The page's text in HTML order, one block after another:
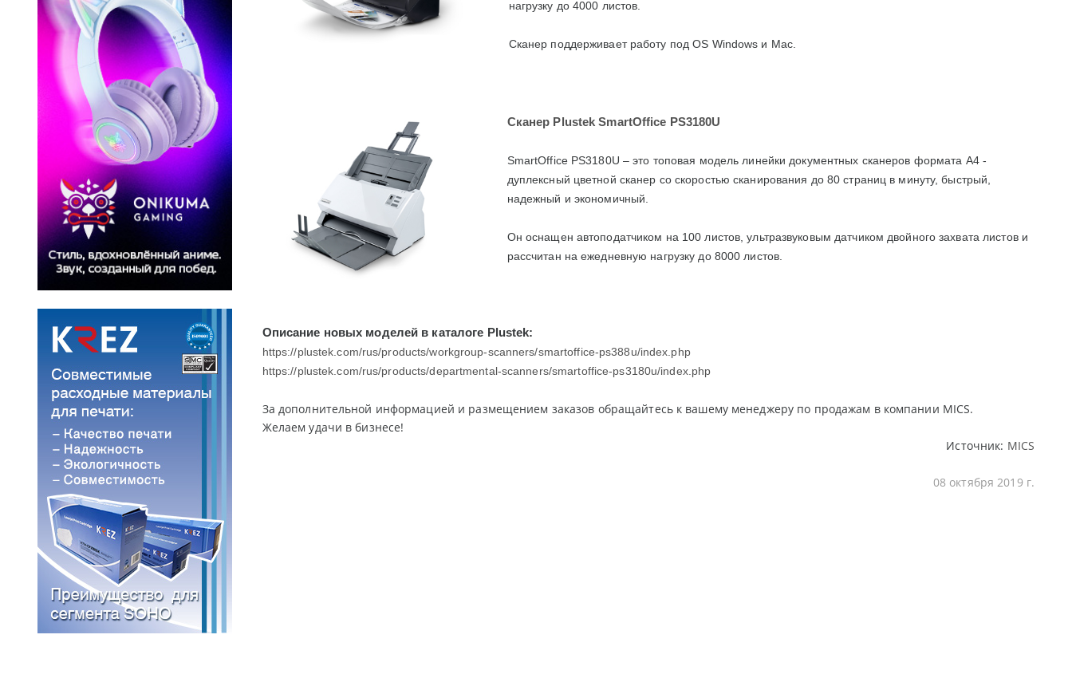
нагрузку до 4000 листов.
Сканер поддерживает работу под OS Windows и Mac
Сканер Plustek SmartOffice PS3180U
SmartOffice PS3180U – это топовая модель линейки документных сканеров формата А4 -
дуплексный цветной сканер со скоростью сканирования до 80 страниц в минуту, быстрый,
надежный и экономичный.
Он оснащен автоподатчиком на 100 листов, ультразвуковым датчиком двойного захвата листов и
рассчитан на ежедневную нагрузку до 8000 листов.
Описание новых моделей в каталоге Plustek:
https://plustek.com/rus/products/workgroup-scanners/smartoffice-ps388u/index.php
https://plustek.com/rus/products/departmental-scanners/smartoffice-ps3180u/index.php
За дополнительной информацией и размещением заказов обращайтесь к вашему менеджеру по продажам в компании MICS.
Желаем удачи в бизнесе!
Источник: MICS
08 октября 2019 г.